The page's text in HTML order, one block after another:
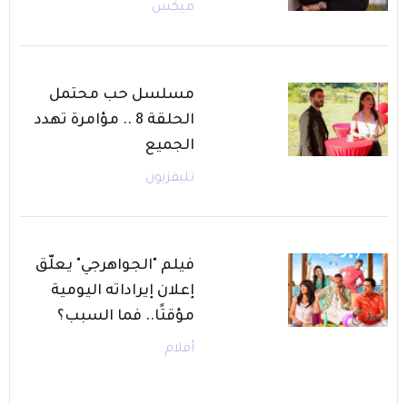
ميكس
مسلسل حب محتمل
الحلقة 8 .. مؤامرة تهدد
الجميع
تليفزيون
فيلم "الجواهرجي" يعلّق
إعلان إيراداته اليومية
مؤقتًا.. فما السبب؟
أفلام